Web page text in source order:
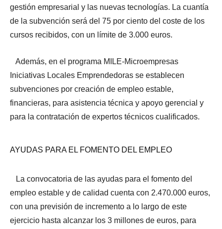
gestión empresarial y las nuevas tecnologías. La cuantía
de la subvención será del 75 por ciento del coste de los
cursos recibidos, con un límite de 3.000 euros.
Además, en el programa MILE-Microempresas
Iniciativas Locales Emprendedoras se establecen
subvenciones por creación de empleo estable,
financieras, para asistencia técnica y apoyo gerencial y
para la contratación de expertos técnicos cualificados.
AYUDAS PARA EL FOMENTO DEL EMPLEO
La convocatoria de las ayudas para el fomento del
empleo estable y de calidad cuenta con 2.470.000 euros,
con una previsión de incremento a lo largo de este
ejercicio hasta alcanzar los 3 millones de euros, para